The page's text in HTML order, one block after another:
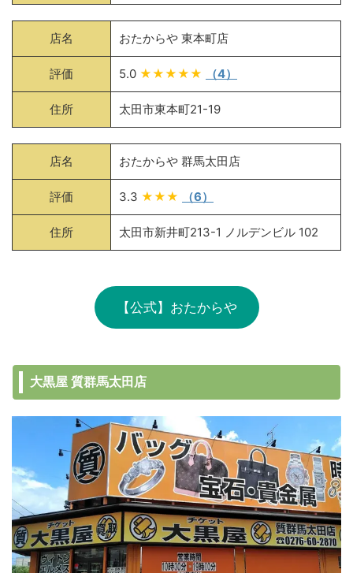
店名 おたからや 東本町店
評価 5.0 ★★★★★ （4）
住所 太田市東本町21-19
店名 おたからや 群馬太田店
評価 3.3 ★★★ （6）
住所 太田市新井町213-1 ノルデンビル 102
【公式】おたからや
大黒屋 質群馬太田店